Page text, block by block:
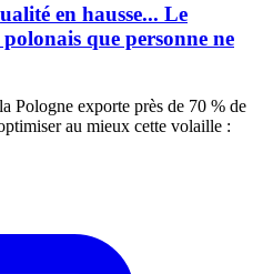
en hausse... Le
que personne ne
Pologne exporte près de 70 % de
au mieux cette volaille :